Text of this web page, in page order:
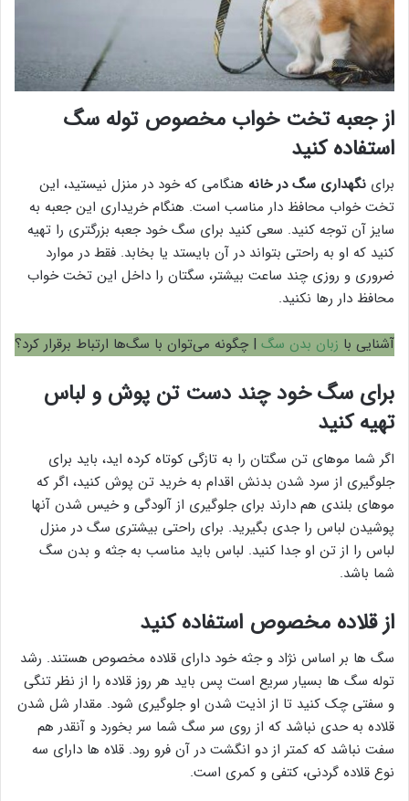
از جعبه تخت خواب مخصوص توله سگ
استفاده کنید
برای نگهداری سگ در خانه هنگامی که خود در منزل نیستید، این
تخت خواب محافظ دار مناسب است. هنگام خریداری این جعبه به
سایز آن توجه کنید. سعی کنید برای سگ خود جعبه بزرگتری را تهیه
کنید که او به راحتی بتواند در آن بایستد یا بخابد. فقط در موارد
ضروری و روزی چند ساعت بیشتر، سگتان را داخل این تخت خواب
محافظ دار رها نکنید.
آشنایی با زبان بدن سگ | چگونه می‌توان با سگ‌ها ارتباط برقرار کرد؟
برای سگ خود چند دست تن پوش و لباس
تهیه کنید
اگر شما موهای تن سگتان را به تازگی کوتاه کرده اید، باید برای
جلوگیری از سرد شدن بدنش اقدام به خرید تن پوش کنید، اگر که
موهای بلندی هم دارند برای جلوگیری از آلودگی و خیس شدن آنها
پوشیدن لباس را جدی بگیرید. برای راحتی بیشتری سگ در منزل
لباس را از تن او جدا کنید. لباس باید مناسب به جثه و بدن سگ
شما باشد.
از قلاده مخصوص استفاده کنید
سگ ها بر اساس نژاد و جثه خود دارای قلاده مخصوص هستند. رشد
توله سگ ها بسیار سریع است پس باید هر روز قلاده را از نظر تنگی
و سفتی چک کنید تا از اذیت شدن او جلوگیری شود. مقدار شل شدن
قلاده به حدی نباشد که از روی سر سگ شما سر بخورد و آنقدر هم
سفت نباشد که کمتر از دو انگشت در آن فرو رود. قلاه ها دارای سه
نوع قلاده گردنی، کتفی و کمری است.